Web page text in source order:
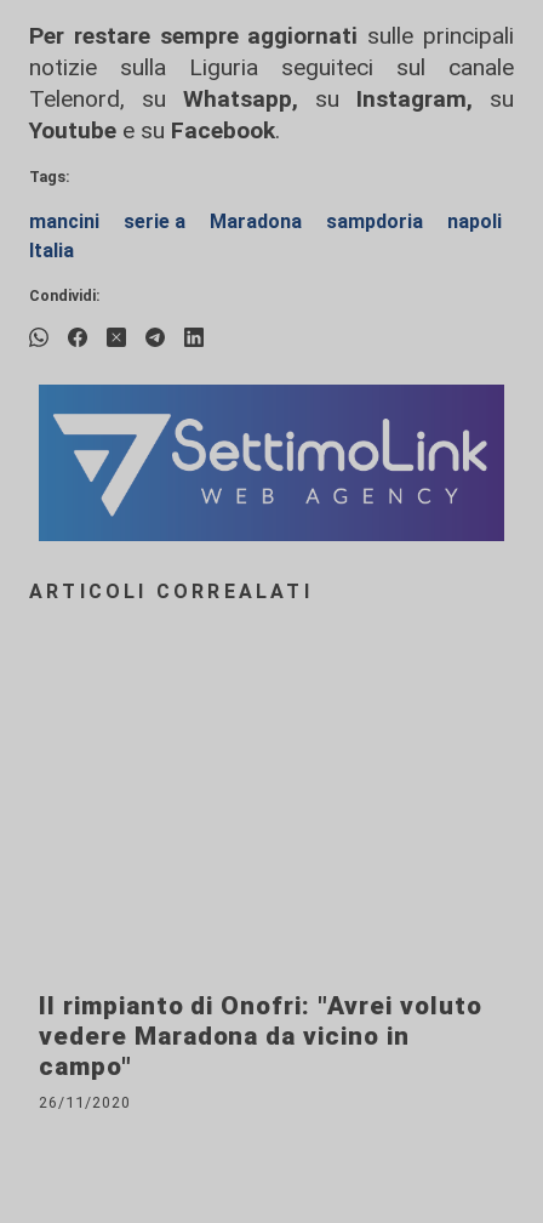
Per restare sempre aggiornati sulle principali
notizie sulla Liguria seguiteci sul canale
Telenord, su
Whatsapp, su Instagram, su
Youtube e su Facebook.
Tags:
mancini serie a Maradona sampdoria
napoli
Italia
Condividi:
ARTICOLI CORREALATI
Il rimpianto di Onofri: "Avrei voluto
vedere Maradona da vicino in
campo"
26/11/2020